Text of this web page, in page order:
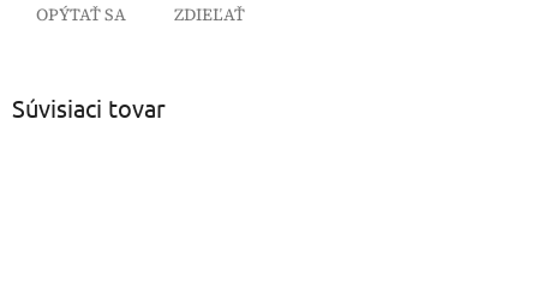
OPÝTAŤ SA ZDIEĽAŤ
Súvisiaci tovar